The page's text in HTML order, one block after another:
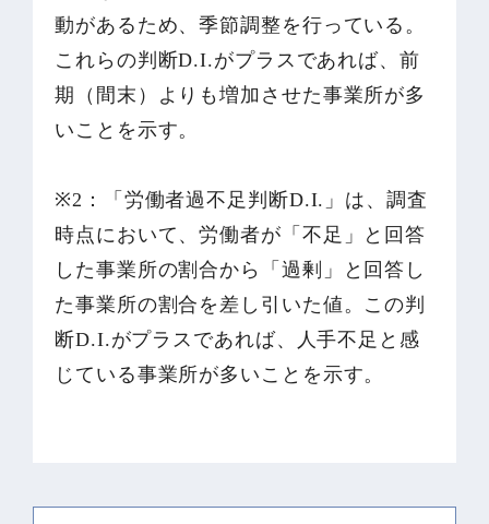
動があるため、季節調整を行っている。
これらの判断D.I.がプラスであれば、前
期（間末）よりも増加させた事業所が多
いことを示す。
※2：「労働者過不足判断D.I.」は、調査
時点において、労働者が「不足」と回答
した事業所の割合から「過剰」と回答し
た事業所の割合を差し引いた値。この判
断D.I.がプラスであれば、人手不足と感
じている事業所が多いことを示す。